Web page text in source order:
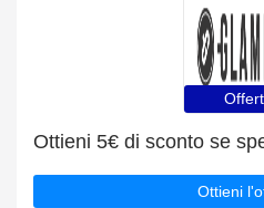
Ottieni 5€ di sconto se
Ottieni